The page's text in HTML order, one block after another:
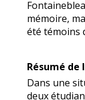
mémoire,
été témoins
Résumé de
Dans une
deux